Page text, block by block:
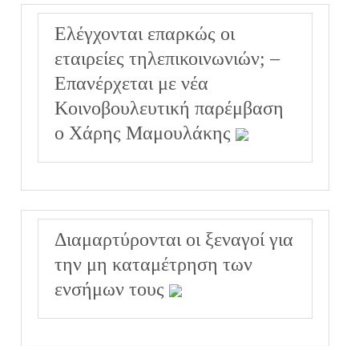
Ελέγχονται επαρκώς οι
εταιρείες τηλεπικοινωνιών; –
Επανέρχεται με νέα
Κοινοβουλευτική παρέμβαση
ο Χάρης Μαμουλάκης
Διαμαρτύρονται οι ξεναγοί για
την μη καταμέτρηση των
ενσήμων τους